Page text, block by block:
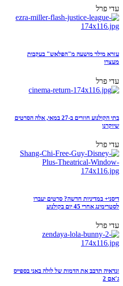
עדי פרל
עזרא מילר מושעה מ"הפלאש" בעקבות
מעצרו
עדי פרל
בתי הקולנוע חוזרים ב-27 במאי, אלה הסרטים
שיוקרנו
עדי פרל
דיסני+ במדיניות חדשה? סרטים יעברו
לסטרימינג אחרי 45 יום בקולנוע
עדי פרל
זנדאיה תדבב את הדמות של לולה באני בספייס
ג'אם 2